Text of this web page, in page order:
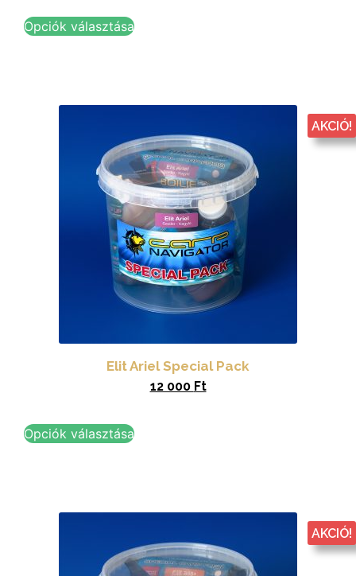
Opciók választása
AKCIÓ!
Elit Ariel Special Pack
12 000 Ft
Opciók választása
AKCIÓ!